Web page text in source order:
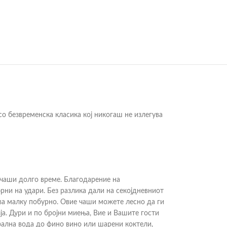
класика кој никогаш не излегува
долго време. Благодарение на
на удари. Без разлика дали на секојдневниот
малку побурно. Овие чаши можете лесно да ги
Дури и по бројни миења, Вие и Вашите гости
вода до фино вино или шарени коктели,